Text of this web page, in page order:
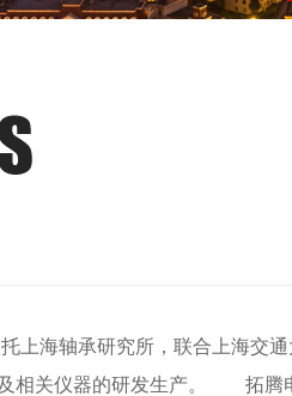
上海轴承研究所，联合上海交
相关仪器的研发生产。 拓腾